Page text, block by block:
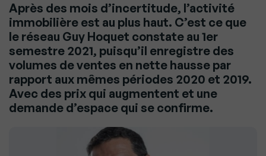
Après des mois d’incertitude, l’activité
immobilière est au plus haut. C’est ce que
le réseau Guy Hoquet constate au 1er
semestre 2021, puisqu’il enregistre des
volumes de ventes en nette hausse par
rapport aux mêmes périodes 2020 et 2019.
Avec des prix qui augmentent et une
demande d’espace qui se confirme.